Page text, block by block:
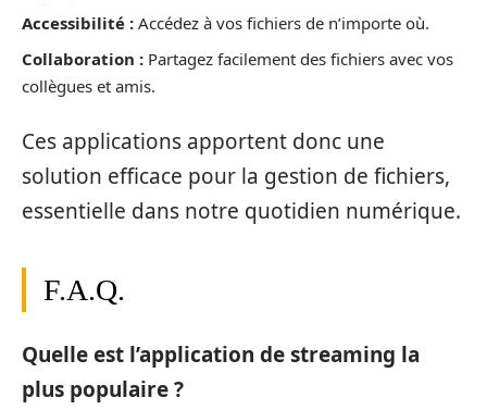
Accessibilité : Accédez à vos fichiers de n’importe où.
Collaboration : Partagez facilement des fichiers avec vos
collègues et amis.
Ces applications apportent donc une
solution efficace pour la gestion de fichiers,
essentielle dans notre quotidien numérique.
F.A.Q.
Quelle est l’application de streaming la
plus populaire ?